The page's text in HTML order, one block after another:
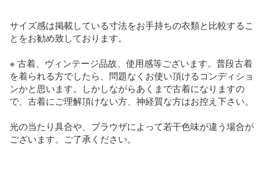
サイズ感は掲載している寸法をお手持ちの衣類と比較するこ
とをお勧め致しております。
※ 古着、ヴィンテージ品故、使用感等ございます。普段古着
を着られる方でしたら、問題なくお使い頂けるコンディショ
ンかと思います。しかしながらあくまで古着になりますの
で、古着にご理解頂けない方、神経質な方はお控え下さい。
光の当たり具合や、ブラウザによって若干色味が違う場合が
ございます。ご了承ください。